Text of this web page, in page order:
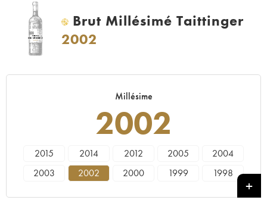
H
Brut Millésimé Taittinger
2002
Millésime
2002
2015 2014 2012 2005
2004
2003
2002 2000 1999
1998